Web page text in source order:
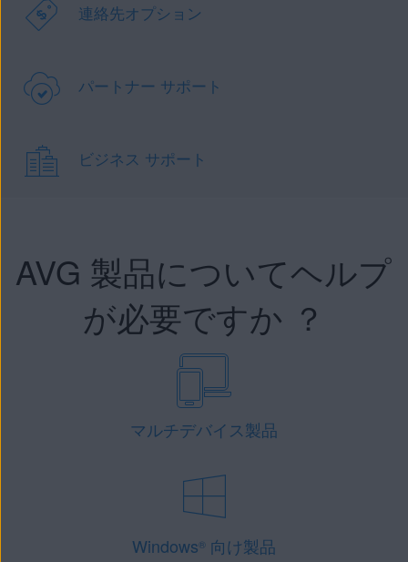
連絡先オプション
パートナー サポート
ビジネス サポート
AVG 製品についてヘルプ
が必要ですか ？
マルチデバイス製品
Windows®向け製品